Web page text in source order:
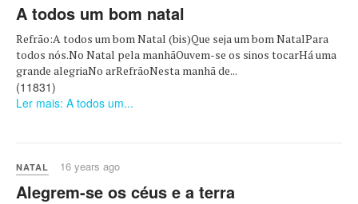
A todos um bom natal
Refrão:A todos um bom Natal (bis)Que seja um bom NatalPara
todos nós.No Natal pela manhãOuvem-se os sinos tocarHá uma
grande alegriaNo arRefrãoNesta manhã de...
(11831)
Ler mais: A todos um...
NATAL 16 years ago
Alegrem-se os céus e a terra